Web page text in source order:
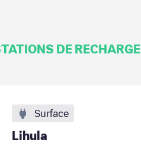
DE RECHARGE
Surface
Lihula